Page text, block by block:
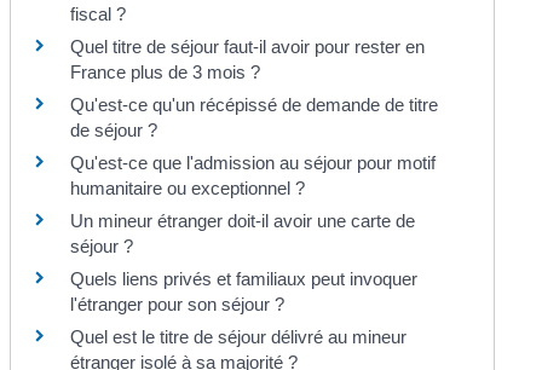
fiscal ?
Quel titre de séjour faut-il avoir pour rester en
France plus de 3 mois ?
Qu'est-ce qu'un récépissé de demande de titre
de séjour ?
Qu'est-ce que l'admission au séjour pour motif
humanitaire ou exceptionnel ?
Un mineur étranger doit-il avoir une carte de
séjour ?
Quels liens privés et familiaux peut invoquer
l'étranger pour son séjour ?
Quel est le titre de séjour délivré au mineur
étranger isolé à sa majorité ?